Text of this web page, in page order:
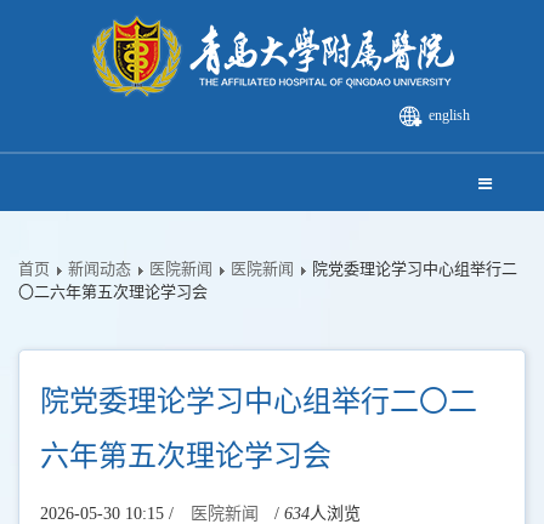
english
首页 新闻动态 医院新闻 医院新闻
院党委理论学习中心组举行二
〇二六年第五次理论学习会
院党委理论学习中心组举行二〇二
六年第五次理论学习会
2026-05-30 10:15 / 医院新闻 / 634人浏览